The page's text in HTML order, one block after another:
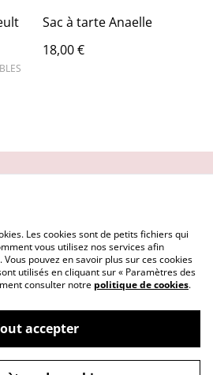
Sac à tarte Anaelle
18,00 €
partenaires
Les cookies sont de petits fichiers qui
vous utilisez nos services afin
pouvez en savoir plus sur ces cookies
utilisés en cliquant sur « Paramètres des
consulter notre politique de cookies.
accepter